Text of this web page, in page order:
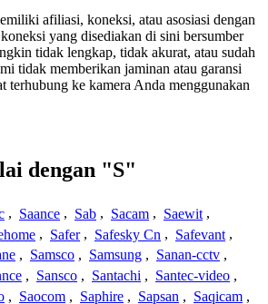
afiliasi, koneksi, atau asosiasi dengan
yang disediakan di sini bersumber
tidak lengkap, tidak akurat, atau sudah
tidak memberikan jaminan atau garansi
terhubung ke kamera Anda menggunakan
dengan "S"
, Saance , Sab , Sacam , Saewit ,
, Safer , Safesky Cn , Safevant ,
, Samsco , Samsung , Sanan-cctv ,
, Sansco , Santachi , Santec-video ,
, Saocom , Saphire , Sapsan , Saqicam ,